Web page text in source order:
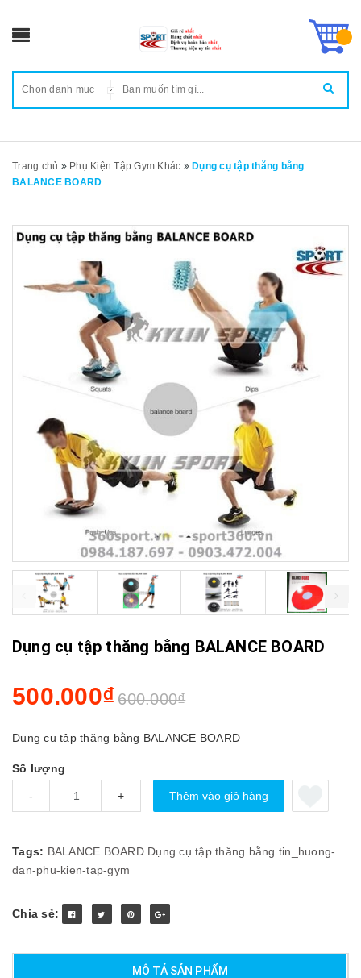
Chọn danh mục
Trang chủ Phụ Kiện Tập Gym Khác
Dụng cụ tập thăng bằng
BALANCE BOARD
next
Dụng cụ tập thăng bằng BALANCE BOARD
500.000₫ 600.000₫
Dụng cụ tập thăng bằng BALANCE BOARD
Số lượng
- + Thêm vào giỏ hàng
Tags: BALANCE BOARD Dụng cụ tập thăng bằng tin_huong-
dan-phu-kien-tap-gym
Chia sẻ:
MÔ TẢ SẢN PHẨM